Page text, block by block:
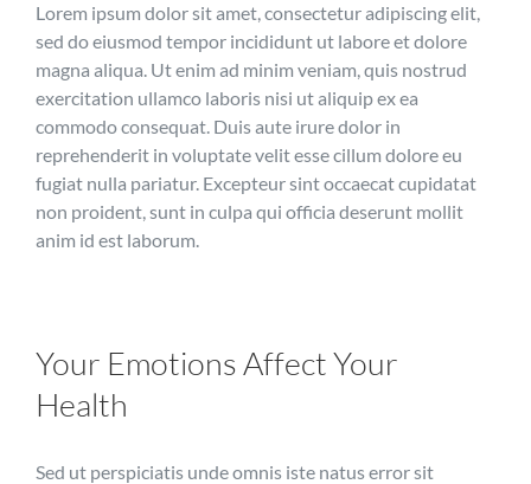
Lorem ipsum dolor sit amet, consectetur adipiscing elit,
sed do eiusmod tempor incididunt ut labore et dolore
magna aliqua. Ut enim ad minim veniam, quis nostrud
exercitation ullamco laboris nisi ut aliquip ex ea
commodo consequat. Duis aute irure dolor in
reprehenderit in voluptate velit esse cillum dolore eu
fugiat nulla pariatur. Excepteur sint occaecat cupidatat
non proident, sunt in culpa qui officia deserunt mollit
anim id est laborum.
Your Emotions Affect Your
Health
Sed ut perspiciatis unde omnis iste natus error sit